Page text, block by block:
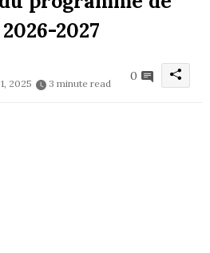
2027
2025
3 minute read
0